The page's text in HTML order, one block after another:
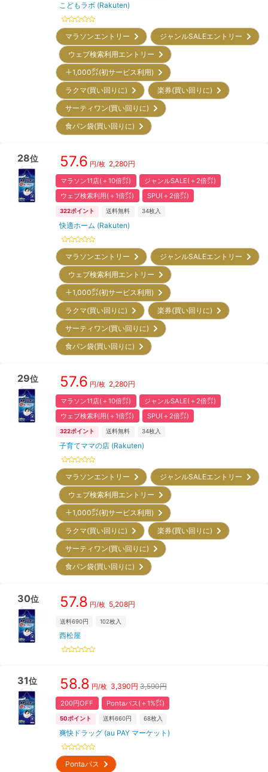
こどもラボ (Rakuten)
マラソンエントリー
ジャンルSALEエントリー
ウェブ検索利用エントリー
＋1,000㌽(初サービス利用)
ラクマ(買い回りに)
楽券(買い回りに)
サーティワン(買い回りに)
食パン袋(買い回りに)
28位 57.6 円/枚 2,280円
マラソン11店(＋10倍㌽)
ジャンルSALE(＋2倍㌽)
ウェブ検索利用(＋1倍㌽)
SPU(＋2倍㌽)
322ポイント 送料無料 34枚入
快適ホーム (Rakuten)
マラソンエントリー
ジャンルSALEエントリー
ウェブ検索利用エントリー
＋1,000㌽(初サービス利用)
ラクマ(買い回りに)
楽券(買い回りに)
サーティワン(買い回りに)
食パン袋(買い回りに)
29位 57.6 円/枚 2,280円
マラソン11店(＋10倍㌽)
ジャンルSALE(＋2倍㌽)
ウェブ検索利用(＋1倍㌽)
SPU(＋2倍㌽)
322ポイント 送料無料 34枚入
子育てママの店 (Rakuten)
マラソンエントリー
ジャンルSALEエントリー
ウェブ検索利用エントリー
＋1,000㌽(初サービス利用)
ラクマ(買い回りに)
楽券(買い回りに)
サーティワン(買い回りに)
食パン袋(買い回りに)
30位 57.8 円/枚 5,208円
送料690円 102枚入
西松屋
31位 58.8 円/枚 3,390円 3,590円
200円OFF Pontaパス(＋1%㌽)
50ポイント 送料660円 68枚入
爽快ドラッグ (au PAY マーケット)
Pontaパス